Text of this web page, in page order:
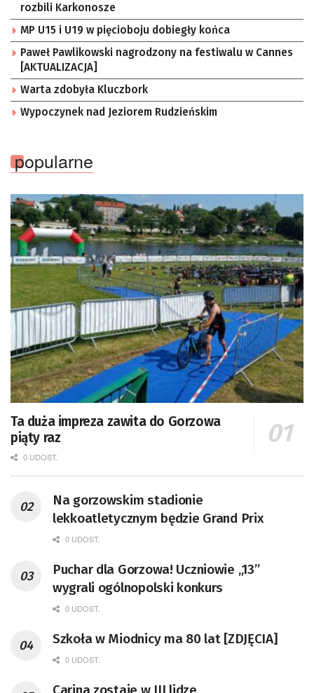
rozbili Karkonosze
MP U15 i U19 w pięcioboju dobiegły końca
Paweł Pawlikowski nagrodzony na festiwalu w Cannes
[AKTUALIZACJA]
Warta zdobyła Kluczbork
Wypoczynek nad Jeziorem Rudzieńskim
popularne
Ta duża impreza zawita do Gorzowa
piąty raz
0 UDOST.
Na gorzowskim stadionie
lekkoatletycznym będzie Grand Prix
0 UDOST.
Puchar dla Gorzowa! Uczniowie „13”
wygrali ogólnopolski konkurs
0 UDOST.
Szkoła w Miodnicy ma 80 lat [ZDJĘCIA]
0 UDOST.